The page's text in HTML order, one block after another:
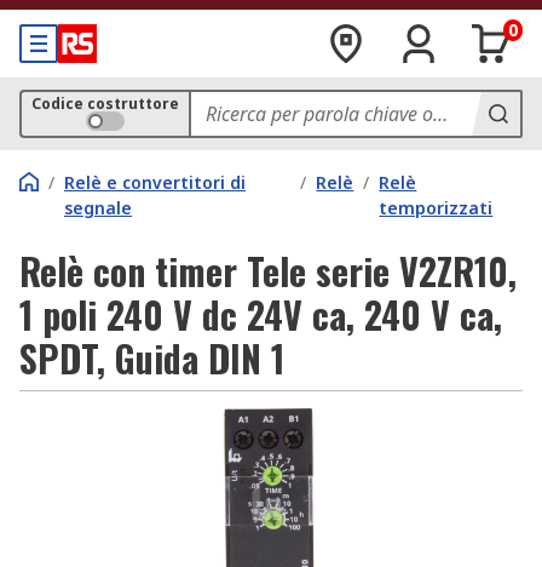
0
Codice costruttore
/ Relè e convertitori di
segnale
/ Relè / Relè
temporizzati
Relè con timer Tele serie V2ZR10,
1 poli 240 V dc 24V ca, 240 V ca,
SPDT, Guida DIN 1